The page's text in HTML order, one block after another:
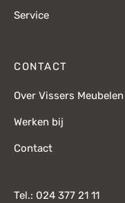
Service
CONTACT
Over Vissers Meubelen
Werken bij
Contact
Tel.: 024 377 21 11